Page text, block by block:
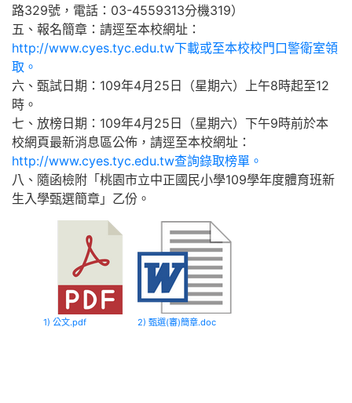
路329號，電話：03-4559313分機319）
五、報名簡章：請逕至本校網址：
http://www.cyes.tyc.edu.tw下載或至本校校門口警衛室領
取。
六、甄試日期：109年4月25日（星期六）上午8時起至12
時。
七、放榜日期：109年4月25日（星期六）下午9時前於本
校網頁最新消息區公佈，請逕至本校網址：
http://www.cyes.tyc.edu.tw查詢錄取榜單。
八、隨函檢附「桃園市立中正國民小學109學年度體育班新
生入學甄選簡章」乙份。
1) 公文.pdf 2) 甄選(審)簡章.doc